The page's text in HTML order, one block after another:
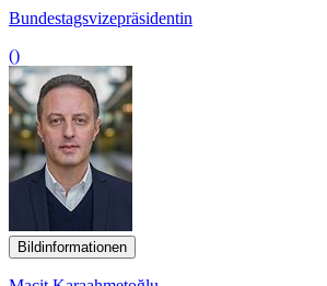
Bundestagsvizepräsidentin
()
Bildinformationen